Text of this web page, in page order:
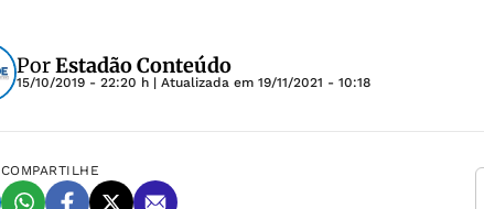
PorEstadão Conteúdo
15/10/2019 - 22:20 h | Atualizada em 19/11/2021 - 10:18
COMPARTILHE